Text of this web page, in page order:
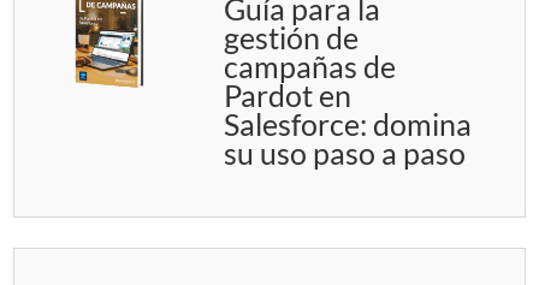
Guía para la
gestión de
campañas de
Pardot en
Salesforce: domina
su uso paso a paso